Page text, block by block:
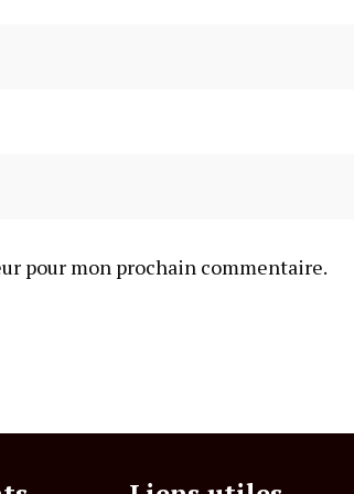
pour mon prochain commentaire.